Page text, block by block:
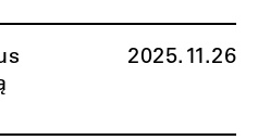
2025.11.26